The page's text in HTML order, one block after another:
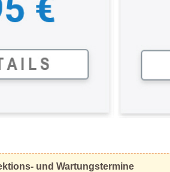
und Wartungstermine